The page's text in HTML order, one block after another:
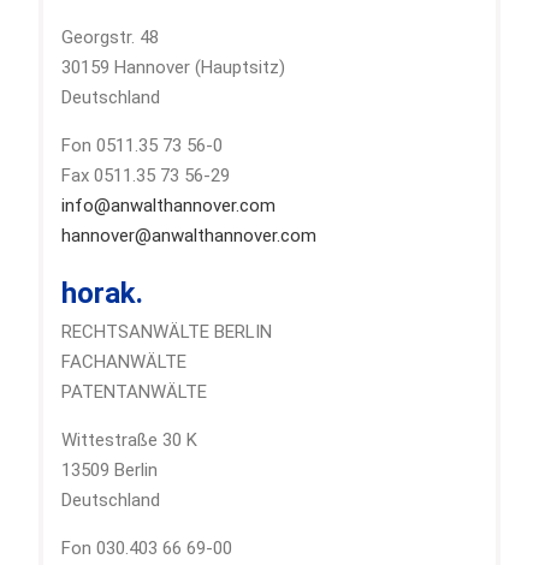
Georgstr. 48
30159 Hannover (Hauptsitz)
Deutschland
Fon 0511.35 73 56-0
Fax 0511.35 73 56-29
info@anwalthannover.com
hannover@anwalthannover.com
horak.
RECHTSANWÄLTE BERLIN
FACHANWÄLTE
PATENTANWÄLTE
Wittestraße 30 K
13509 Berlin
Deutschland
Fon 030.403 66 69-00